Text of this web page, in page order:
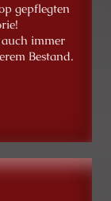
gepflegten
immer
Bestand.